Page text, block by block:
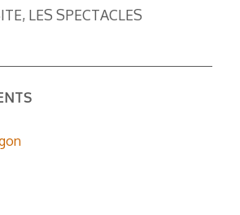
LES SPECTACLES